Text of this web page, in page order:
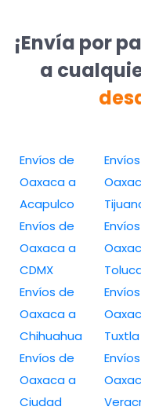
¡Envía por
a
Envíos de
Oaxaca a
Acapulco
Envíos de
Oaxaca a
CDMX
Envíos de
Oaxaca a
Chihuahua
Envíos de
Oaxaca a
Ciudad
Tuxtla